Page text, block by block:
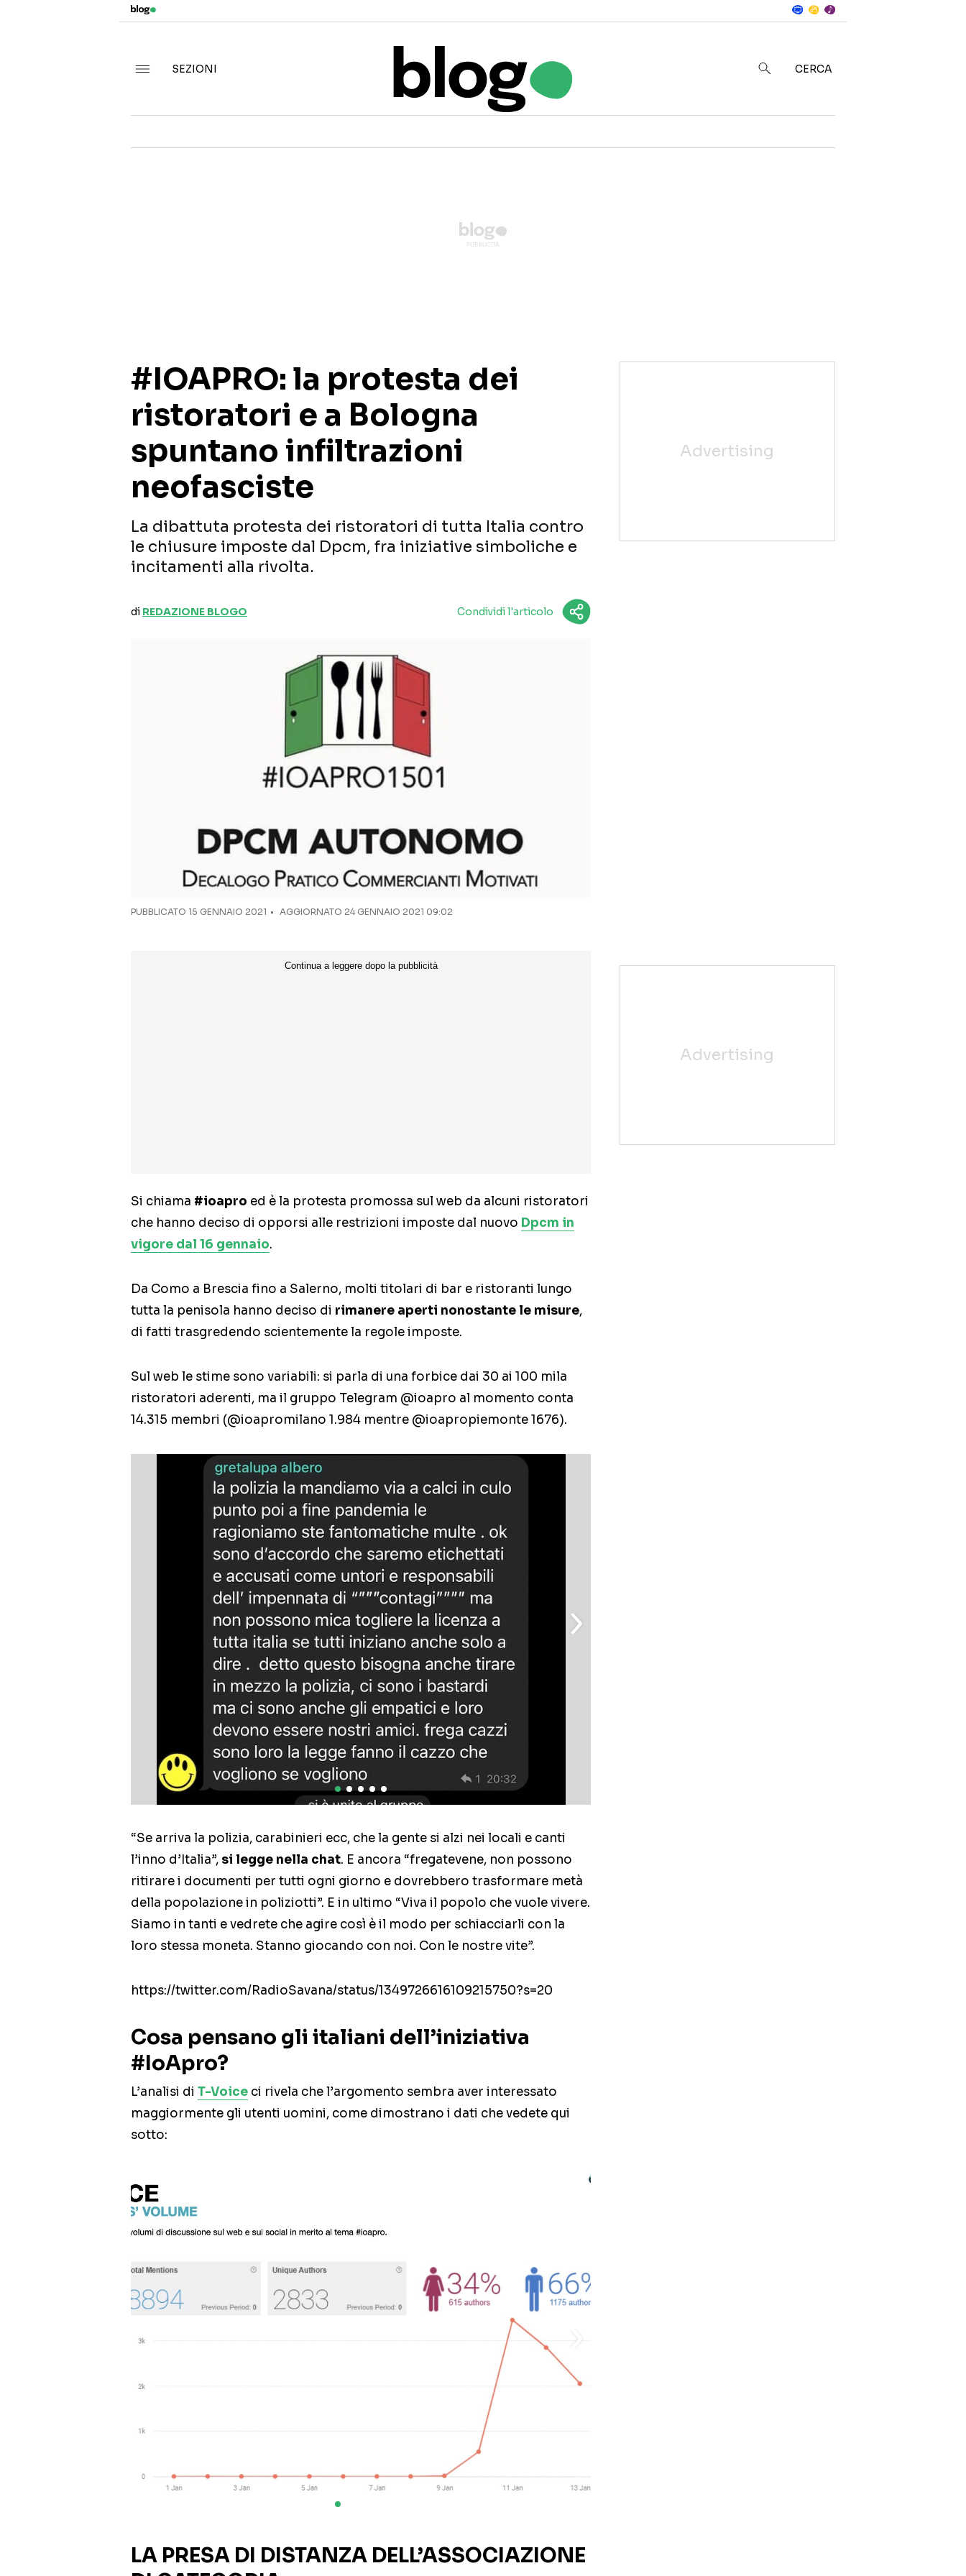
SEZIONI
CERCA
#IOAPRO: la protesta dei
ristoratori e a Bologna
spuntano infiltrazioni
neofasciste
La dibattuta protesta dei ristoratori di tutta Italia contro
le chiusure imposte dal Dpcm, fra iniziative simboliche e
incitamenti alla rivolta.
di REDAZIONE BLOGO Condividi l'articolo
PUBBLICATO 15 GENNAIO 2021 AGGIORNATO 24 GENNAIO 2021 09:02
Si chiama #ioapro ed è la protesta promossa sul web da alcuni ristoratori
che hanno deciso di opporsi alle restrizioni imposte dal nuovo Dpcm in
vigore dal 16 gennaio.
Da Como a Brescia fino a Salerno, molti titolari di bar e ristoranti lungo
tutta la penisola hanno deciso di rimanere aperti nonostante le misure,
di fatti trasgredendo scientemente la regole imposte.
Sul web le stime sono variabili: si parla di una forbice dai 30 ai 100 mila
ristoratori aderenti, ma il gruppo Telegram @ioapro al momento conta
14.315 membri (@ioapromilano 1.984 mentre @ioapropiemonte 1676).
“Se arriva la polizia, carabinieri ecc, che la gente si alzi nei locali e canti
l’inno d’Italia”, si legge nella chat. E ancora “fregatevene, non possono
ritirare i documenti per tutti ogni giorno e dovrebbero trasformare metà
della popolazione in poliziotti”. E in ultimo “Viva il popolo che vuole vivere.
Siamo in tanti e vedrete che agire così è il modo per schiacciarli con la
loro stessa moneta. Stanno giocando con noi. Con le nostre vite”.
https://twitter.com/RadioSavana/status/1349726616109215750?s=20
Cosa pensano gli italiani dell’iniziativa
#IoApro?
L’analisi di T-Voice ci rivela che l’argomento sembra aver interessato
maggiormente gli utenti uomini, come dimostrano i dati che vedete qui
sotto:
LA PRESA DI DISTANZA DELL’ASSOCIAZIONE